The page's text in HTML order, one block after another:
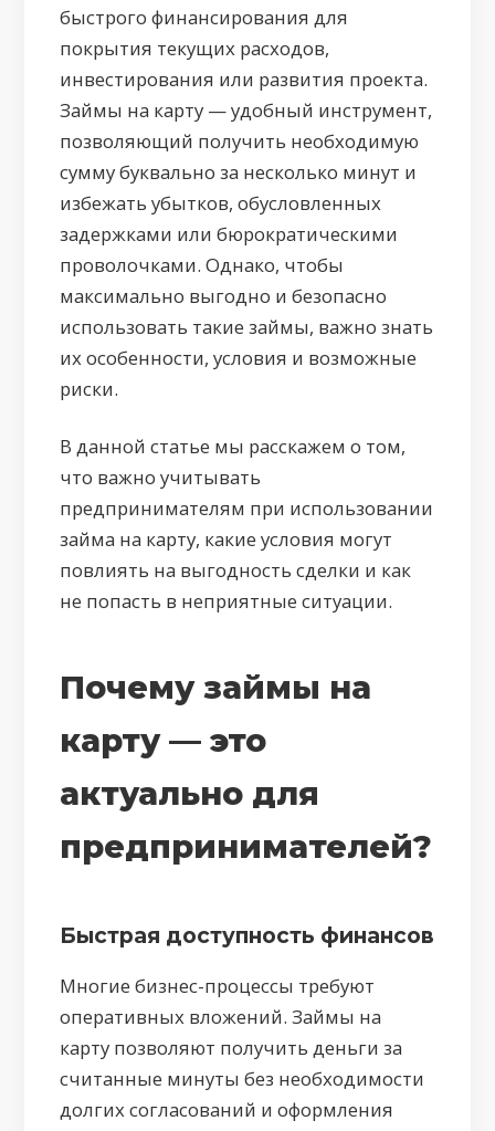
быстрого финансирования для
покрытия текущих расходов,
инвестирования или развития проекта.
Займы на карту — удобный инструмент,
позволяющий получить необходимую
сумму буквально за несколько минут и
избежать убытков, обусловленных
задержками или бюрократическими
проволочками. Однако, чтобы
максимально выгодно и безопасно
использовать такие займы, важно знать
их особенности, условия и возможные
риски.
В данной статье мы расскажем о том,
что важно учитывать
предпринимателям при использовании
займа на карту, какие условия могут
повлиять на выгодность сделки и как
не попасть в неприятные ситуации.
Почему займы на
карту — это
актуально для
предпринимателей?
Быстрая доступность финансов
Многие бизнес-процессы требуют
оперативных вложений. Займы на
карту позволяют получить деньги за
считанные минуты без необходимости
долгих согласований и оформления